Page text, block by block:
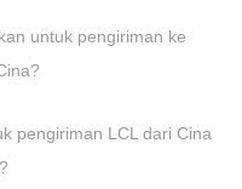
untuk pengiriman ke
pengiriman LCL dari Cina